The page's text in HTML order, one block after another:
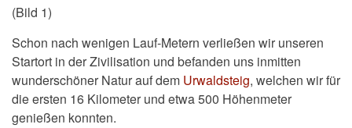
(Bild 1)
Schon nach wenigen Lauf-Metern verließen wir unseren
Startort in der Zivilisation und befanden uns inmitten
wunderschöner Natur auf dem Urwaldsteig, welchen wir für
die ersten 16 Kilometer und etwa 500 Höhenmeter
genießen konnten.